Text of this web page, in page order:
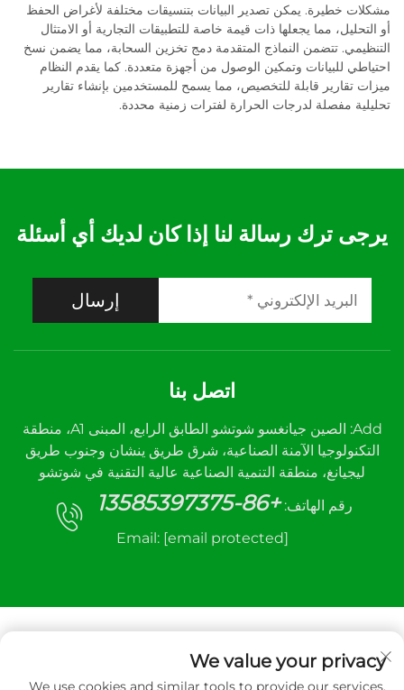
مشكلات خطيرة. يمكن تصدير البيانات بتنسيقات مختلفة لأغراض الحفظ
أو التحليل، مما يجعلها ذات قيمة خاصة للتطبيقات التجارية أو الامتثال
التنظيمي. تتضمن النماذج المتقدمة دمج تخزين السحابة، مما يضمن نسخ
احتياطي للبيانات وتمكين الوصول من أجهزة متعددة. كما يقدم النظام
ميزات تقارير قابلة للتخصيص، مما يسمح للمستخدمين بإنشاء تقارير
تحليلية مفصلة لدرجات الحرارة لفترات زمنية محددة.
يرجى ترك رسالة لنا إذا كان لديك أي أسئلة
إرسال
اتصل بنا
Add: الصين جيانغسو شوتشو الطابق الرابع، المبنى A1، منطقة
التكنولوجيا الآمنة الصناعية، شرق طريق ينشان وجنوب طريق
ليجيانغ، منطقة التنمية الصناعية عالية التقنية في شوتشو
رقم الهاتف: +86-13585397375
Email: [email protected]
We value your privacy
We use cookies and similar tools to provide our services.